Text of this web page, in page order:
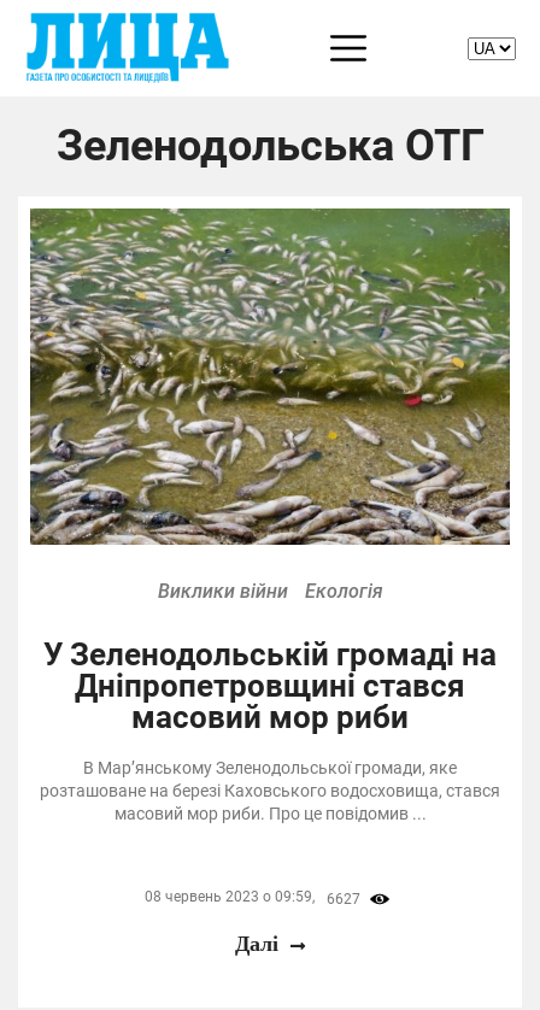
Зеленодольська ОТГ
Виклики війни Екологія
У Зеленодольській громаді на
Дніпропетровщині стався
масовий мор риби
В Мар’янському Зеленодольської громади, яке
розташоване на березі Каховського водосховища, стався
масовий мор риби. Про це повідомив ...
08 червень 2023 о 09:59, 6627
Далі